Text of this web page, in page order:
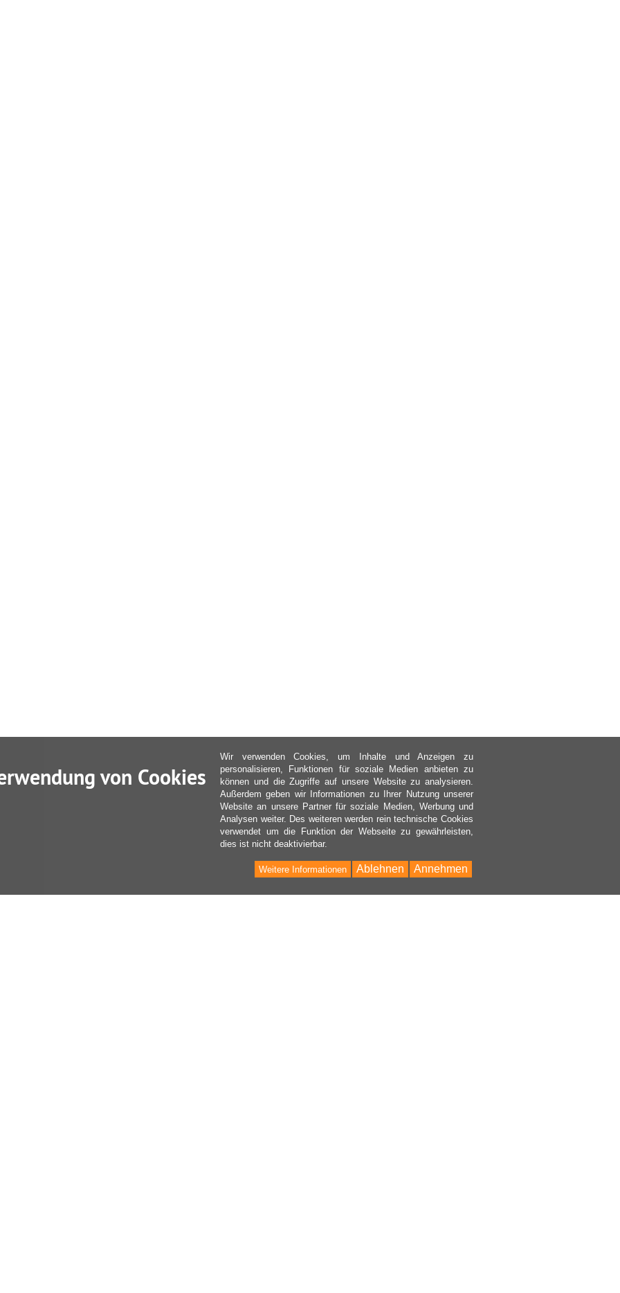
von Cookies
Wir verwenden Cookies, um Inhalte und Anzeigen zu
personalisieren, Funktionen für soziale Medien anbieten zu
können und die Zugriffe auf unsere Website zu analysieren.
Außerdem geben wir Informationen zu Ihrer Nutzung unserer
Website an unsere Partner für soziale Medien, Werbung und
Analysen weiter. Des weiteren werden rein technische Cookies
verwendet um die Funktion der Webseite zu gewährleisten,
dies ist nicht deaktivierbar.
Annehmen
Ablehnen
Weitere Informationen